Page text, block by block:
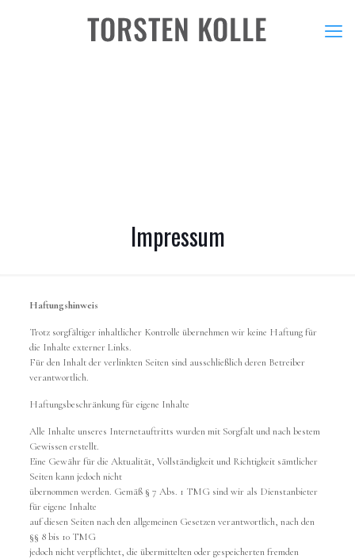
Impressum
Haftungshinweis
Trotz sorgfältiger inhaltlicher Kontrolle übernehmen wir keine Haftung für
die Inhalte externer Links.
Für den Inhalt der verlinkten Seiten sind ausschließlich deren Betreiber
verantwortlich.
Haftungsbeschränkung für eigene Inhalte
Alle Inhalte unseres Internetauftritts wurden mit Sorgfalt und nach bestem
Gewissen erstellt.
Eine Gewähr für die Aktualität, Vollständigkeit und Richtigkeit sämtlicher
Seiten kann jedoch nicht
übernommen werden. Gemäß § 7 Abs. 1 TMG sind wir als Dienstanbieter
für eigene Inhalte
auf diesen Seiten nach den allgemeinen Gesetzen verantwortlich, nach den
§§ 8 bis 10 TMG
jedoch nicht verpflichtet, die übermittelten oder gespeicherten fremden